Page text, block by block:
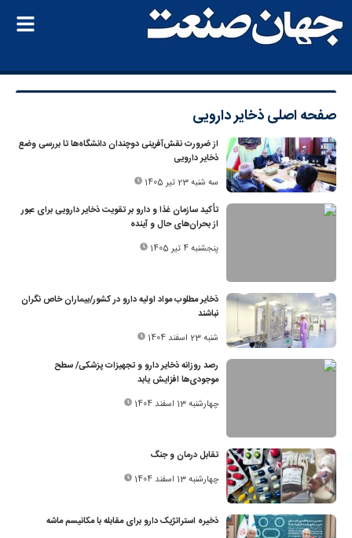
صفحه اصلیذخایر دارویی
از ضرورت نقش‌آفرینی دوچندان دانشگاه‌ها تا بررسی وضع
ذخایر دارویی
سه شنبه 23 تیر 1405
تأکید سازمان غذا و دارو بر تقویت ذخایر دارویی برای عبور
از بحران‌های حال و آینده
پنجشنبه 4 تیر 1405
ذخایر مطلوب مواد اولیه دارو در کشور/بیماران خاص نگران
نباشند
شنبه 23 اسفند 1404
رصد روزانه ذخایر دارو و تجهیزات پزشکی/ سطح
موجودی‌ها افزایش یابد
چهارشنبه 13 اسفند 1404
تقابل درمان و جنگ
چهارشنبه 13 اسفند 1404
ذخیره استراتژیک دارو برای مقابله با مکانیسم ماشه